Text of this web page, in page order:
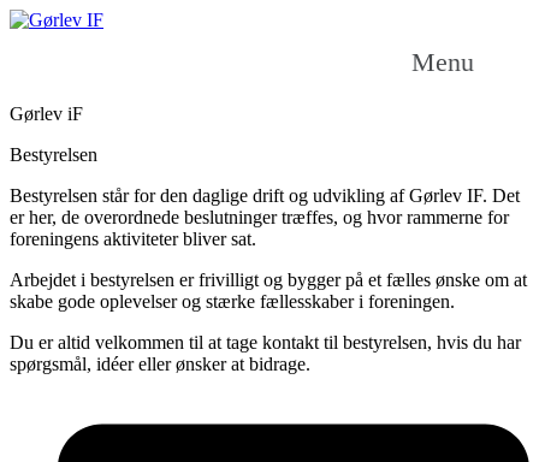
Menu
Gørlev iF
Bestyrelsen
Bestyrelsen står for den daglige drift og udvikling af Gørlev IF. Det
er her, de overordnede beslutninger træffes, og hvor rammerne for
foreningens aktiviteter bliver sat.
Arbejdet i bestyrelsen er frivilligt og bygger på et fælles ønske om at
skabe gode oplevelser og stærke fællesskaber i foreningen.
Du er altid velkommen til at tage kontakt til bestyrelsen, hvis du har
spørgsmål, idéer eller ønsker at bidrage.